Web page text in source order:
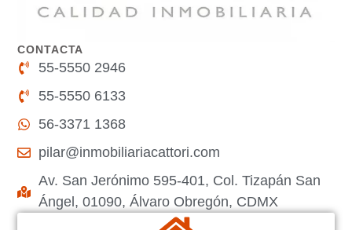
CONTACTA
55-5550 2946
55-5550 6133
56-3371 1368
pilar@inmobiliariacattori.com
Av. San Jerónimo 595-401, Col. Tizapán San
Ángel, 01090, Álvaro Obregón, CDMX